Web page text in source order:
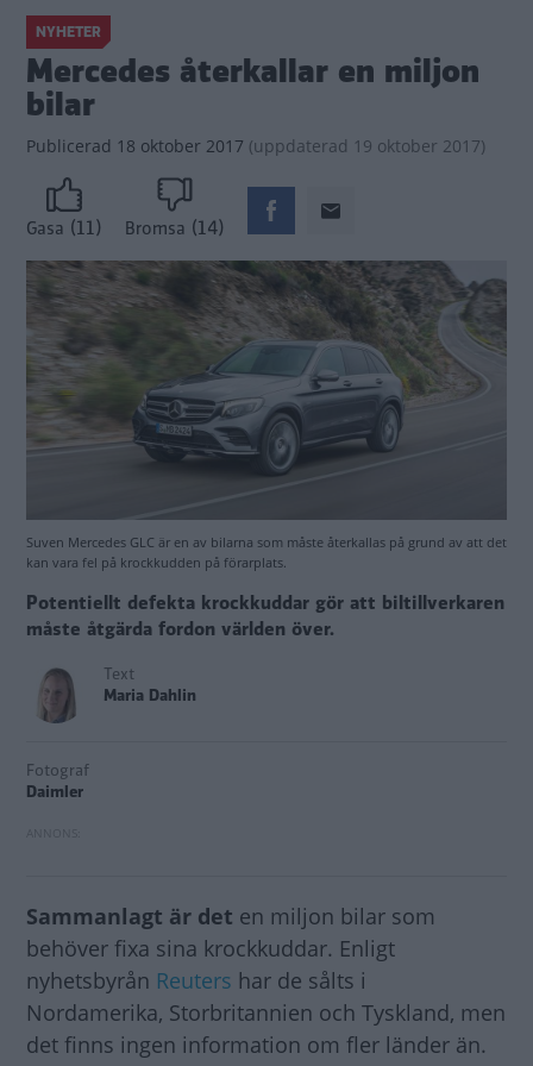
NYHETER
Mercedes återkallar en miljon
bilar
Publicerad 18 oktober 2017 (uppdaterad 19 oktober 2017)
Gasa (11) Bromsa (14)
Suven Mercedes GLC är en av bilarna som måste återkallas på grund av att det
kan vara fel på krockkudden på förarplats.
Potentiellt defekta krockkuddar gör att biltillverkaren
måste åtgärda fordon världen över.
Text
Maria Dahlin
Fotograf
Daimler
Sammanlagt är det en miljon bilar som
behöver fixa sina krockkuddar. Enligt
nyhetsbyrån Reuters har de sålts i
Nordamerika, Storbritannien och Tyskland, men
det finns ingen information om fler länder än.